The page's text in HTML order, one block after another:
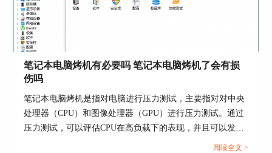
五、查看用户
点击服务器下拉列表中的“用户”。如图5所示，在
用户页面中能够看到登录用户名称以及用户登录次
数。例如，笔者的电脑登录次数有1270次。此外，
笔记本电脑烤机有必要吗 笔记本电脑烤机了会有损
伤吗
笔记本电脑烤机是指对电脑进行压力测试，主要指对对中央
处理器（CPU）和图像处理器（GPU）进行压力测试。通过
压力测试，可以评估CPU在高负载下的表现，并且可以发现
潜在的故障或性能瓶颈。GPU是计算机中用于处理图形和图
阅读全文 >